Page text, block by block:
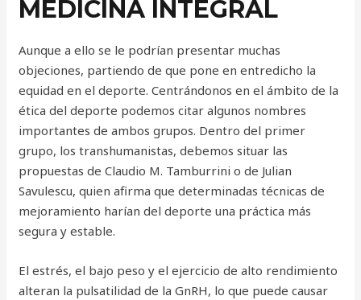
MEDICINA INTEGRAL
Aunque a ello se le podrían presentar muchas
objeciones, partiendo de que pone en entredicho la
equidad en el deporte. Centrándonos en el ámbito de la
ética del deporte podemos citar algunos nombres
importantes de ambos grupos. Dentro del primer
grupo, los transhumanistas, debemos situar las
propuestas de Claudio M. Tamburrini o de Julian
Savulescu, quien afirma que determinadas técnicas de
mejoramiento harían del deporte una práctica más
segura y estable.
El estrés, el bajo peso y el ejercicio de alto rendimiento
alteran la pulsatilidad de la GnRH, lo que puede causar